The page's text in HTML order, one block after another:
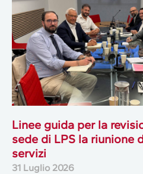
Linee guida per la
sede di LPS la riunione
servizi
31 Luglio 2026